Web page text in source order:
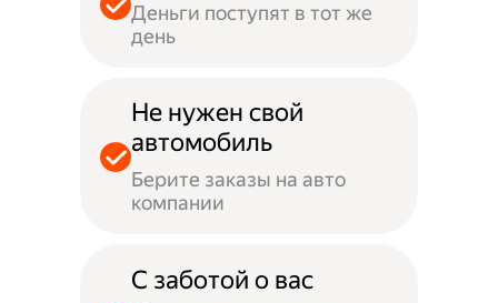
Деньги поступят в тот же
день
Не нужен свой
автомобиль
Берите заказы на авто
компании
С заботой о вас